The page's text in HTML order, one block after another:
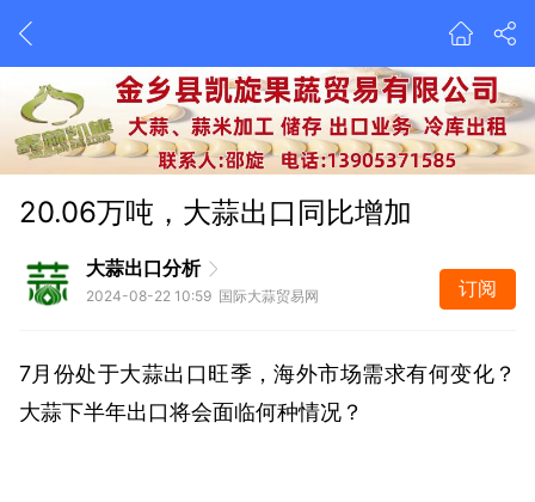
20.06万吨，大蒜出口同比增加
大蒜出口分析
2024-08-22 10:59 国际大蒜贸易网 订阅
7月份处于大蒜出口旺季，海外市场需求有何变化？
大蒜下半年出口将会面临何种情况？